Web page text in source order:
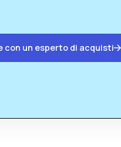
con un esperto di acquisti